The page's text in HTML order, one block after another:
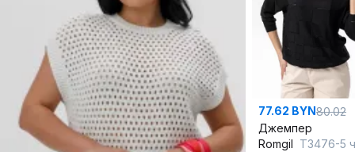
77.62 BYN80.02
Джемпер
Romgil ТЗ476-5